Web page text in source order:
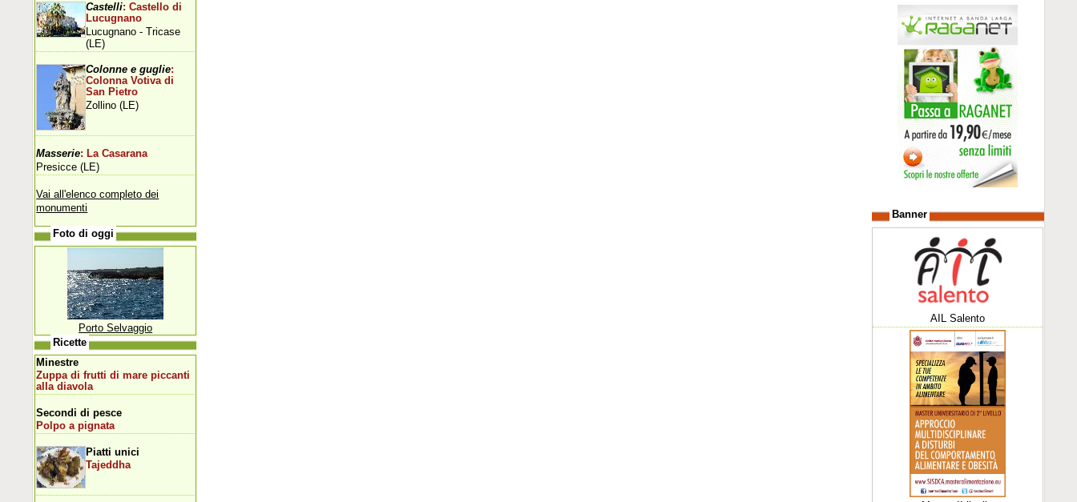
Castelli: Castello di
Lucugnano
Lucugnano - Tricase
(LE)
Colonne e guglie:
Colonna Votiva di
San Pietro
Zollino (LE)
Masserie: La Casarana
Presicce (LE)
Vai all'elenco completo dei
monumenti
Foto di oggi
Porto Selvaggio
Ricette
Minestre
Zuppa di frutti di mare piccanti
alla diavola
Secondi di pesce
Polpo a pignata
Piatti unici
Tajeddha
Banner
AIL Salento